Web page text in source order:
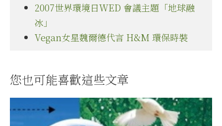
2007世界環境日WED 會議主題「地球融
冰」
Vegan女星魏爾德代言 H&M 環保時裝
您也可能喜歡這些文章